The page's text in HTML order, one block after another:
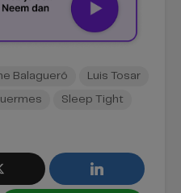
Balagueró Luis Tosar
Sleep Tight